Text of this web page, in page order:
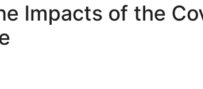
Impacts of the